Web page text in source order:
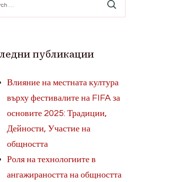
публикации
Влияние на местната култура
върху фестивалите на FIFA за
основите 2025: Традиции,
Дейности, Участие на
общността
Роля на технологиите в
ангажираността на общността